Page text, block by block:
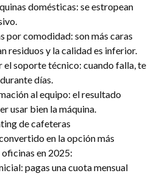
domésticas: se estropean
por comodidad: son más caras
residuos y la calidad es inferior.
el soporte técnico: cuando falla, te
días.
al equipo: el resultado
usar bien la máquina.
de cafeteras
en la opción más
en 2025:
pagas una cuota mensual